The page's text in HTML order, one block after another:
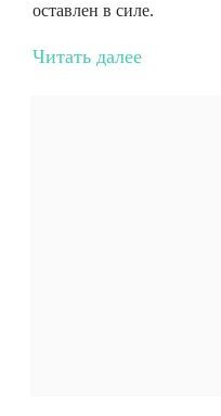
оставлен в силе.
Читать далее